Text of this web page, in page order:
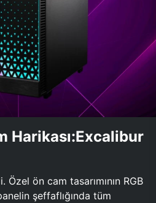
Harikası:Excalibur
Özel ön cam tasarımının RGB
şeffaflığında tüm